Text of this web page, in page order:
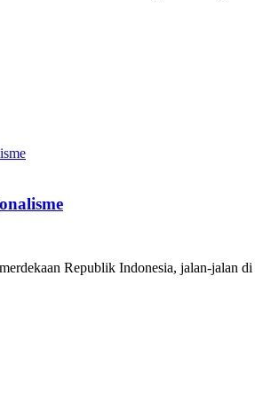
Republik Indonesia, jalan-jalan di